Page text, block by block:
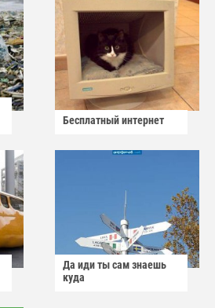
Бесплатный интернет
Да иди ты сам знаешь
куда